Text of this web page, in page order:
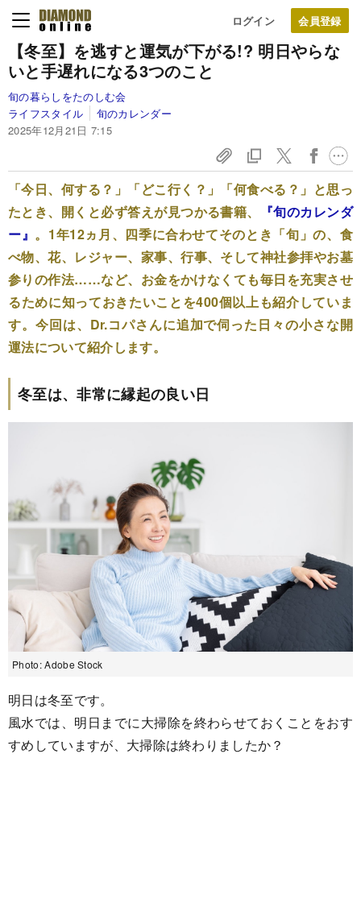
ログイン
【冬至】を逃すと運気が下がる!? 明日やらな
いと手遅れになる3つのこと
旬の暮らしをたのしむ会
ライフスタイル
旬のカレンダー
2025年12月21日 7:15
「今日、何する？」「どこ行く？」「何食べる？」と思っ
たとき、開くと必ず答えが見つかる書籍、
『旬のカレンダ
ー』 。1年12ヵ月、四季に合わせてそのとき「旬」の、食
べ物、花、レジャー、家事、行事、そして神社参拝やお墓
参りの作法……など、お金をかけなくても毎日を充実させ
るために知っておきたいことを400個以上も紹介していま
す。今回は、Dr.コパさんに追加で伺った日々の小さな開
運法について紹介します。
冬至は、非常に縁起の良い日
Photo: Adobe Stock
明日は冬至です。
風水では、明日までに大掃除を終わらせておくことをおす
すめしていますが、大掃除は終わりましたか？